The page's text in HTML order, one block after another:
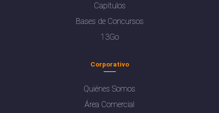
Capítulos
Bases de Concursos
13Go
Corporativo
Quiénes Somos
Área Comercial